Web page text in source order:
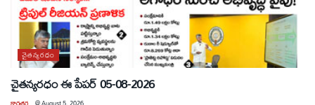
చైతన్యరధం
చైతన్యరధం ఈ పేపర్ 05-08-2026